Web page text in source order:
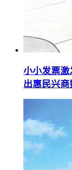
小小发票
出惠民兴